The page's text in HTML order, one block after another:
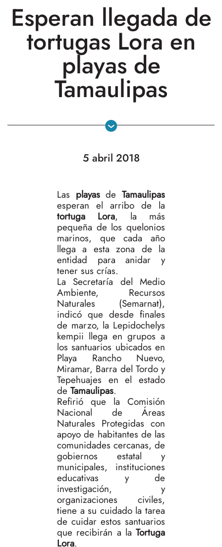
Esperan llegada de
tortugas Lora en
playas de
Tamaulipas
5 abril 2018
Las playasdeTamaulipas
esperan el arribo de la
tortuga Lora, la más
pequeña de los quelonios
marinos, que cada año
llega a esta zona de la
entidad para anidar y
tener sus crías.
La Secretaría del Medio
Ambiente, Recursos
Naturales (Semarnat),
indicó que desde finales
de marzo, la Lepidochelys
kempii llega en grupos a
los santuarios ubicados en
Playa Rancho Nuevo,
Miramar, Barra del Tordo y
Tepehuajes en el estado
de Tamaulipas.
Refirió que la Comisión
Nacional de Áreas
Naturales Protegidas con
apoyo de habitantes de las
comunidades cercanas, de
gobiernos estatal y
municipales, instituciones
educativas y de
investigación, y
organizaciones civiles,
tiene a su cuidado la tarea
de cuidar estos santuarios
que recibirán a la Tortuga
Lora.